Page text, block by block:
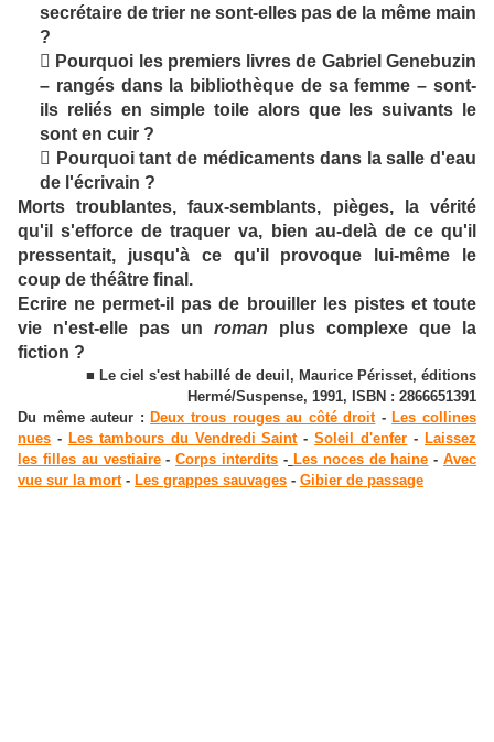
secrétaire de trier ne sont-elles pas de la même main
?
 Pourquoi les premiers livres de Gabriel Genebuzin
– rangés dans la bibliothèque de sa femme – sont-
ils reliés en simple toile alors que les suivants le
sont en cuir ?
 Pourquoi tant de médicaments dans la salle d'eau
de l'écrivain ?
Morts troublantes, faux-semblants, pièges, la vérité
qu'il s'efforce de traquer va, bien au-delà de ce qu'il
pressentait, jusqu'à ce qu'il provoque lui-même le
coup de théâtre final.
Ecrire ne permet-il pas de brouiller les pistes et toute
vie n'est-elle pas un roman plus complexe que la
fiction ?
■ Le ciel s'est habillé de deuil, Maurice Périsset, éditions
Hermé/Suspense, 1991, ISBN : 2866651391
Du même auteur : Deux trous rouges au côté droit- Les collines
nues - Les tambours du Vendredi Saint-Soleil d'enfer - Laissez
les filles au vestiaire-Corps interdits - Les noces de haine -Avec
vue sur la mort- Les grappes sauvages - Gibier de passage